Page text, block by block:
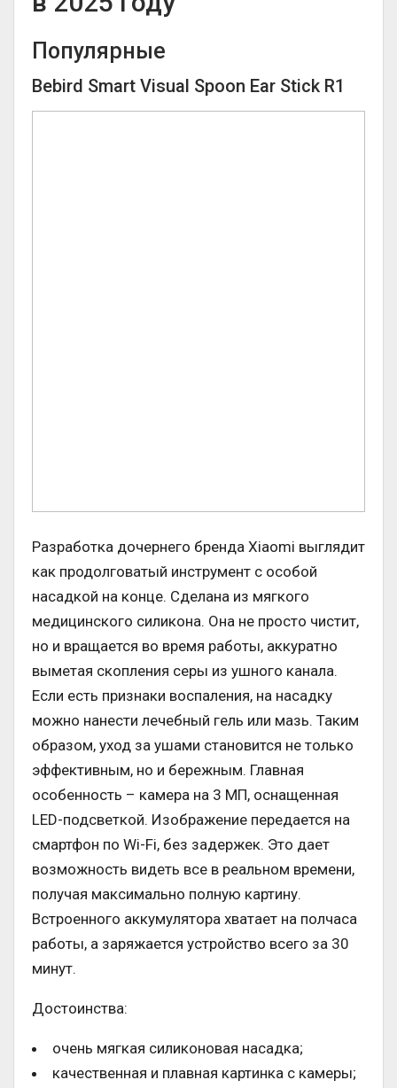
Популярные
Bebird Smart Visual Spoon Ear Stick R1
Разработка дочернего бренда Xiaomi выглядит
как продолговатый инструмент с особой
насадкой на конце. Сделана из мягкого
медицинского силикона. Она не просто чистит,
но и вращается во время работы, аккуратно
выметая скопления серы из ушного канала.
Если есть признаки воспаления, на насадку
можно нанести лечебный гель или мазь. Таким
образом, уход за ушами становится не только
эффективным, но и бережным. Главная
особенность – камера на 3 МП, оснащенная
LED-подсветкой. Изображение передается на
смартфон по Wi-Fi, без задержек. Это дает
возможность видеть все в реальном времени,
получая максимально полную картину.
Встроенного аккумулятора хватает на полчаса
работы, а заряжается устройство всего за 30
минут.
Достоинства:
очень мягкая силиконовая насадка;
качественная и плавная картинка с камеры;